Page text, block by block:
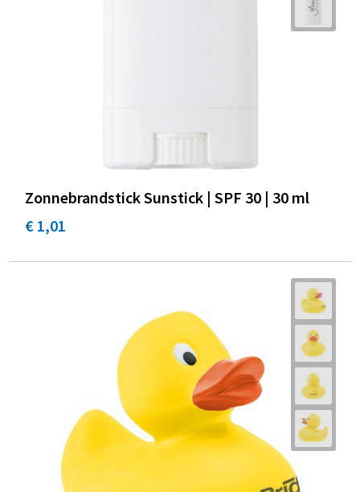
Zonnebrandstick Sunstick | SPF 30 | 30 ml
€ 1,01